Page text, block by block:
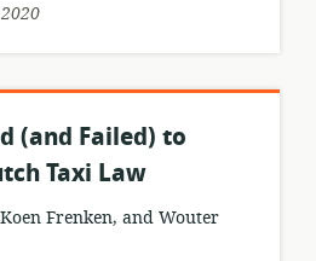
(and Failed) to
Taxi Law
Frenken, and Wouter